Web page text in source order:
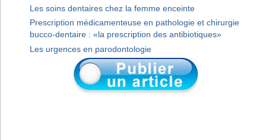
Les soins dentaires chez la femme enceinte
Prescription médicamenteuse en pathologie et chirurgie
bucco-dentaire : «la prescription des antibiotiques»
Les urgences en parodontologie